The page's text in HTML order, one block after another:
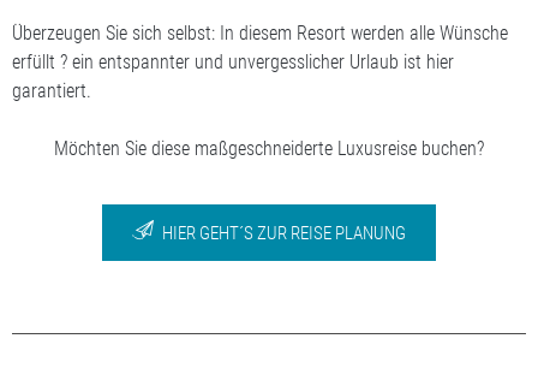
Überzeugen Sie sich selbst: In diesem Resort werden alle Wünsche
erfüllt ? ein entspannter und unvergesslicher Urlaub ist hier
garantiert.
Möchten Sie diese maßgeschneiderte Luxusreise buchen?
HIER GEHT´S ZUR REISE PLANUNG